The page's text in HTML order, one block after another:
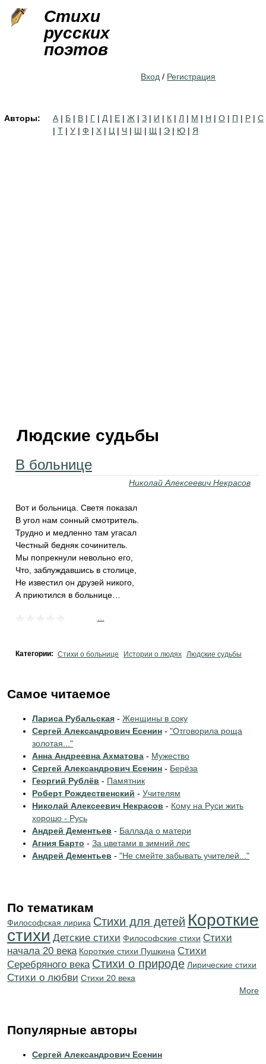
Стихи
русских
поэтов
Вход / Регистрация
Авторы: А | Б | В | Г | Д | Е | Ж | З | И | К | Л | М | Н | О | П | Р | С
| Т | У | Ф | Х | Ц | Ч | Ш | Щ | Э | Ю | Я
Людские судьбы
В больнице
Николай Алексеевич Некрасов
Вот и больница. Светя показал
В угол нам сонный смотритель.
Трудно и медленно там угасал
Честный бедняк сочинитель.
Мы попрекнули невольно его,
Что, заблуждавшись в столице,
Не известил он друзей никого,
А приютился в больнице…
Категории: Стихи о больнице Истории о людях Людские судьбы
Самое читаемое
Лариса Рубальская - Женщины в соку
Сергей Александрович Есенин - "Отговорила роща
золотая..."
Анна Андреевна Ахматова - Мужество
Сергей Александрович Есенин - Берёза
Георгий Рублёв - Памятник
Роберт Рождественский - Учителям
Николай Алексеевич Некрасов - Кому на Руси жить
хорошо - Русь
Андрей Дементьев - Баллада о матери
Агния Барто - За цветами в зимний лес
Андрей Дементьев - "Не смейте забывать учителей..."
По тематикам
Философская лирика Стихи для детей Короткие
стихи Детские стихи Философские стихи Cтихи
начала 20 века Короткие стихи Пушкина Cтихи
Серебряного века Стихи о природе Лирические стихи
Стихи о любви Стихи 20 века
More
Популярные авторы
Сергей Александрович Есенин